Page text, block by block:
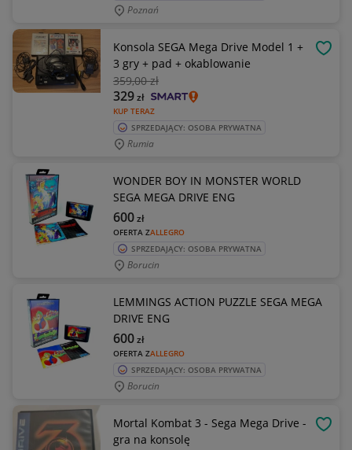
Poznań
Konsola SEGA Mega Drive Model 1 +
3 gry + pad + okablowanie
359,00 zł
KUP TERAZ
329zł
SPRZEDAJĄCY: OSOBA PRYWATNA
Rumia
WONDER BOY IN MONSTER WORLD
SEGA MEGA DRIVE ENG
OFERTA ZALLEGRO
600zł
SPRZEDAJĄCY: OSOBA PRYWATNA
Borucin
LEMMINGS ACTION PUZZLE SEGA MEGA
DRIVE ENG
OFERTA ZALLEGRO
600zł
SPRZEDAJĄCY: OSOBA PRYWATNA
Borucin
Mortal Kombat 3 - Sega Mega Drive -
gra na konsolę